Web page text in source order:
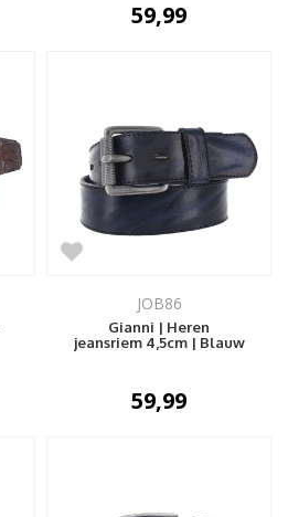
59,99
JOB86
Gianni | Heren
jeansriem 4,5cm | Blauw
59,99